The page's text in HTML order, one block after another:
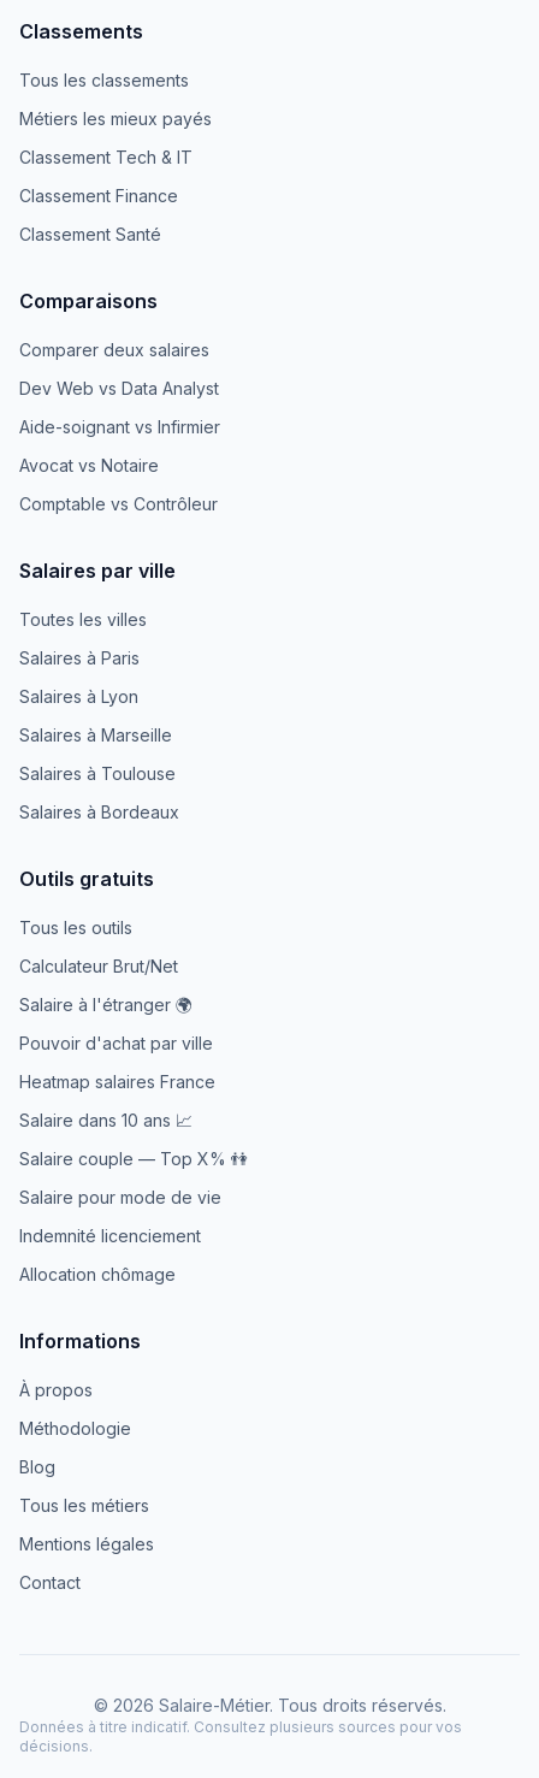
Classements
Tous les classements
Métiers les mieux payés
Classement Tech & IT
Classement Finance
Classement Santé
Comparaisons
Comparer deux salaires
Dev Web vs Data Analyst
Aide-soignant vs Infirmier
Avocat vs Notaire
Comptable vs Contrôleur
Salaires par ville
Toutes les villes
Salaires à Paris
Salaires à Lyon
Salaires à Marseille
Salaires à Toulouse
Salaires à Bordeaux
Outils gratuits
Tous les outils
Calculateur Brut/Net
Salaire à l'étranger 🌍
Pouvoir d'achat par ville
Heatmap salaires France
Salaire dans 10 ans 📈
Salaire couple — Top X% 👫
Salaire pour mode de vie
Indemnité licenciement
Allocation chômage
Informations
À propos
Méthodologie
Blog
Tous les métiers
Mentions légales
Contact
© 2026 Salaire-Métier. Tous droits réservés.
Données à titre indicatif. Consultez plusieurs sources pour vos
décisions.